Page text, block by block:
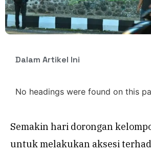
Dalam Artikel Ini
No headings were found on this
Semakin hari dorongan
untuk melakukan aksesi